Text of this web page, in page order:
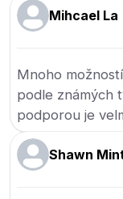
Mihcael La
Mnoho
podle známých
podporou je
Shawn